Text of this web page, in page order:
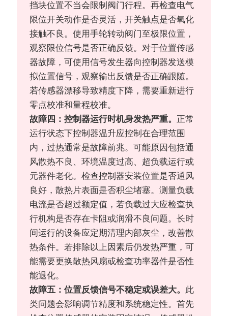
挡块位置不当会限制阀门行程。再检查电气
限位开关动作是否灵活，开关触点是否氧化
接触不良。使用手轮转动阀门至极限位置，
观察限位信号是否正确反馈。对于位置传感
器故障，可使用信号发生器向控制器发送模
拟位置信号，观察输出反馈是否正确跟随。
若传感器漂移导致精度下降，需要重新进行
零点校准和量程校准。
故障四：控制器运行时机身发热严重。
正常
运行状态下控制器温升应控制在合理范围
内，过热通常是故障前兆。可能原因包括通
风散热不良、环境温度过高、超负载运行或
元器件老化。检查控制器安装位置是否通风
良好，散热片表面是否积尘堵塞。测量负载
电流是否超过额定值，若负载过大应检查执
行机构是否存在卡阻或润滑不良问题。长时
间运行的设备应定期清理内部灰尘，改善散
热条件。若排除以上因素后仍发热严重，可
能需要更换散热风扇或检查功率器件是否性
能退化。
故障五：位置反馈信号不稳定或误差大。 此
类问题会影响调节精度和系统稳定性。首先